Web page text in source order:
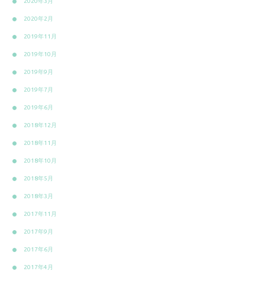
2020年2月
2019年11月
2019年10月
2019年9月
2019年7月
2019年6月
2018年12月
2018年11月
2018年10月
2018年5月
2018年3月
2017年11月
2017年9月
2017年6月
2017年4月